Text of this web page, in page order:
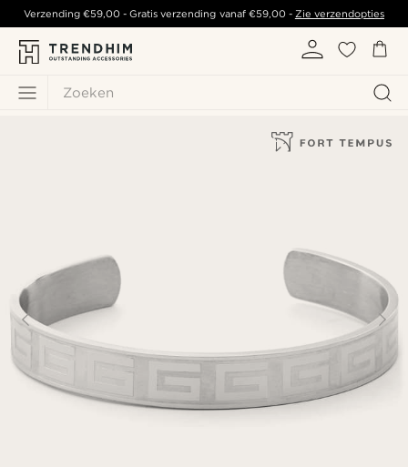
Zoeken
Verzending€59,00 - Gratis verzending vanaf €59,00- Zie verzendopties